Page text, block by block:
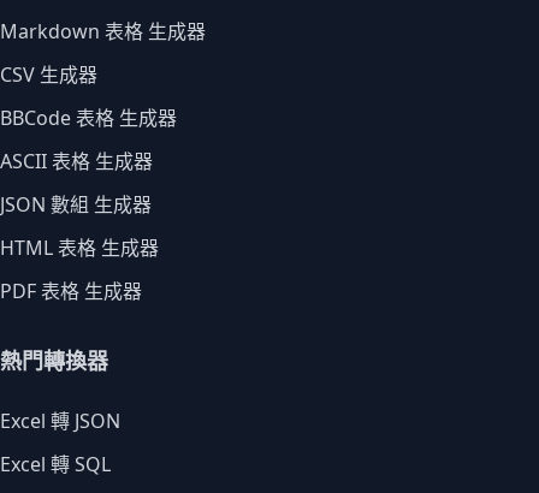
Markdown 表格 生成器
CSV 生成器
BBCode 表格 生成器
ASCII 表格 生成器
JSON 數組 生成器
HTML 表格 生成器
PDF 表格 生成器
熱門轉換器
Excel 轉 JSON
Excel 轉 SQL